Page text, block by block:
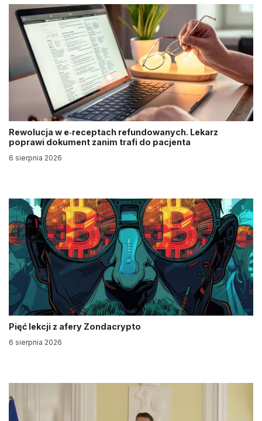
Rewolucja w e‑receptach refundowanych. Lekarz
poprawi dokument zanim trafi do pacjenta
6 sierpnia 2026
Pięć lekcji z afery Zondacrypto
6 sierpnia 2026